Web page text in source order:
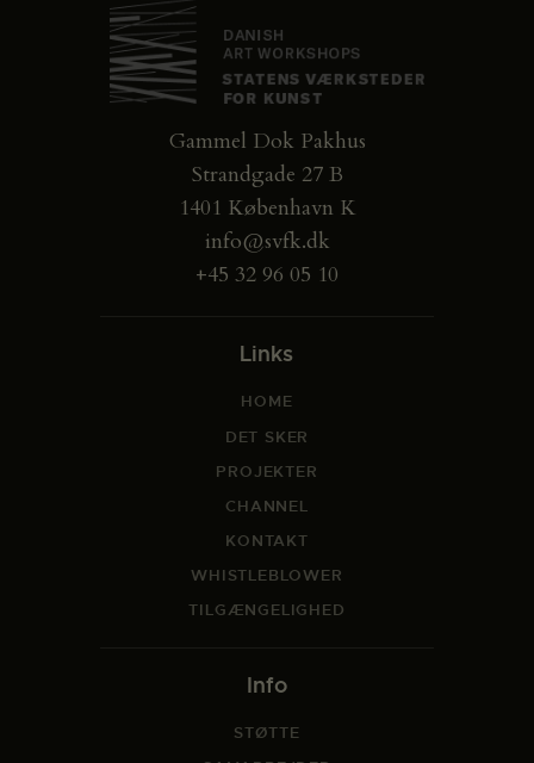
Gammel Dok Pakhus
Strandgade 27 B
1401 København K
info@svfk.dk
+45 32 96 05 10
Links
HOME
DET SKER
PROJEKTER
CHANNEL
KONTAKT
WHISTLEBLOWER
TILGÆNGELIGHED
Info
STØTTE